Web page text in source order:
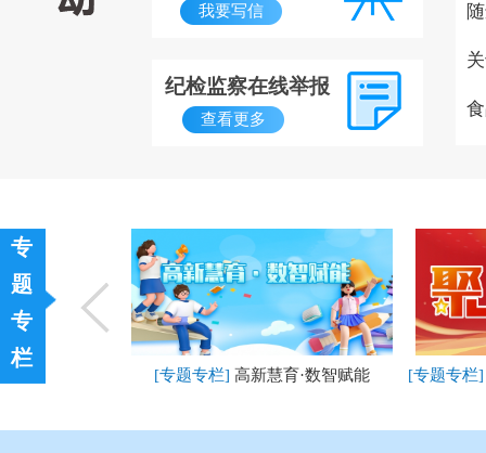
我要写信
纪检监察在线举报
查看更多
专
题
专
栏
[专题专栏] 高新慧育·数智赋能 [专题专栏